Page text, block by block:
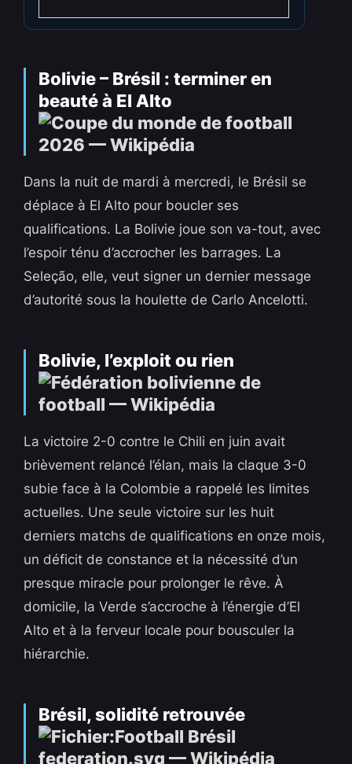
Bolivie – Brésil : terminer en
beauté à El Alto
Dans la nuit de mardi à mercredi, le Brésil se
déplace à El Alto pour boucler ses
qualifications. La Bolivie joue son va-tout, avec
l’espoir ténu d’accrocher les barrages. La
Seleção, elle, veut signer un dernier message
d’autorité sous la houlette de Carlo Ancelotti.
Bolivie, l’exploit ou rien
La victoire 2-0 contre le Chili en juin avait
brièvement relancé l’élan, mais la claque 3-0
subie face à la Colombie a rappelé les limites
actuelles. Une seule victoire sur les huit
derniers matchs de qualifications en onze mois,
un déficit de constance et la nécessité d’un
presque miracle pour prolonger le rêve. À
domicile, la Verde s’accroche à l’énergie d’El
Alto et à la ferveur locale pour bousculer la
hiérarchie.
Brésil, solidité retrouvée